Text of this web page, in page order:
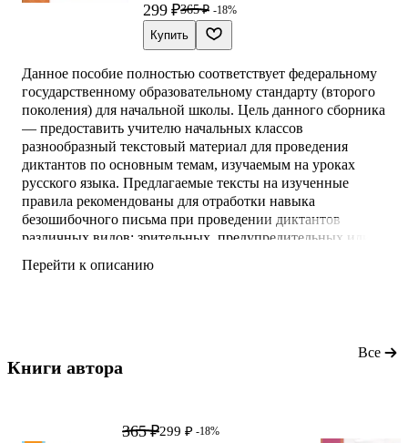
299 ₽365 ₽ -18%
Купить
Данное пособие полностью соответствует федеральному
государственному образовательному стандарту (второго
поколения) для начальной школы. Цель данного сборника
— предоставить учителю начальных классов
разнообразный текстовый материал для проведения
диктантов по основным темам, изучаемым на уроках
русского языка. Предлагаемые тексты на изученные
правила рекомендованы для отработки навыка
безошибочного письма при проведении диктантов
различных видов: зрительных, предупредительных или
Перейти к описанию
Книги автора
Все
365 ₽299 ₽ -18%